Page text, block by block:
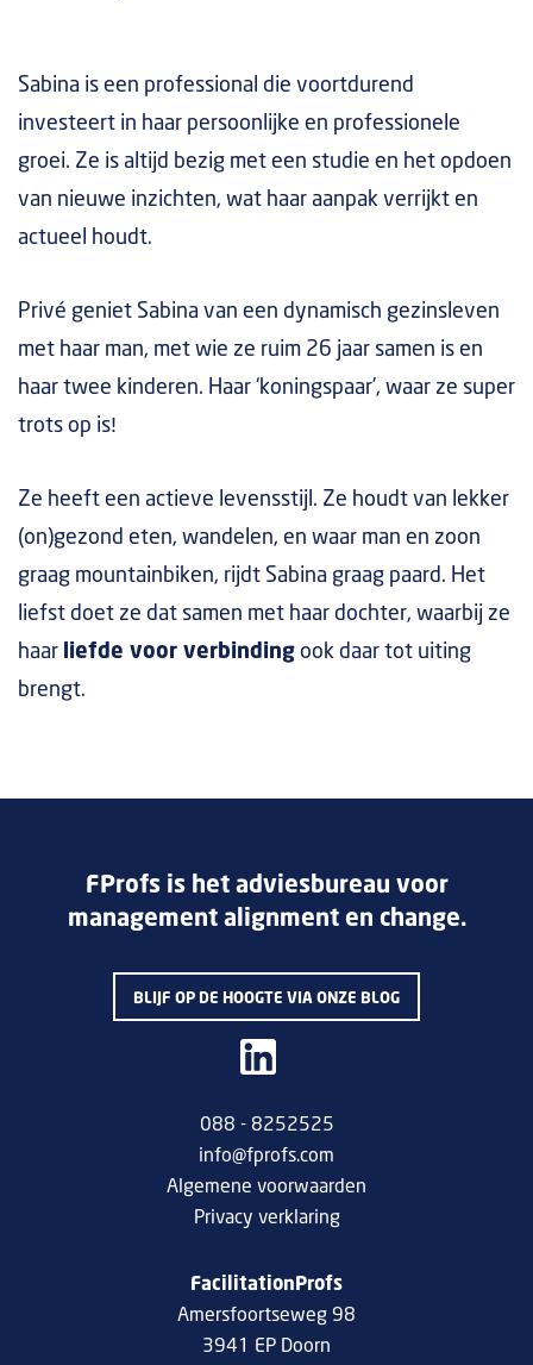
Sabina is een professional die voortdurend
investeert in haar persoonlijke en professionele
groei. Ze is altijd bezig met een studie en het opdoen
van nieuwe inzichten, wat haar aanpak verrijkt en
actueel houdt.
Privé geniet Sabina van een dynamisch gezinsleven
met haar man, met wie ze ruim 26 jaar samen is en
haar twee kinderen. Haar ‘koningspaar’, waar ze super
trots op is!
Ze heeft een actieve levensstijl. Ze houdt van lekker
(on)gezond eten, wandelen, en waar man en zoon
graag mountainbiken, rijdt Sabina graag paard. Het
liefst doet ze dat samen met haar dochter, waarbij ze
haar liefde voor verbinding ook daar tot uiting
brengt.
FProfs is het adviesbureau voor
management alignment en change.
BLIJF OP DE HOOGTE VIA ONZE BLOG
088 - 8252525
info@fprofs.com
Algemene voorwaarden
Privacy verklaring
FacilitationProfs
Amersfoortseweg 98
3941 EP Doorn